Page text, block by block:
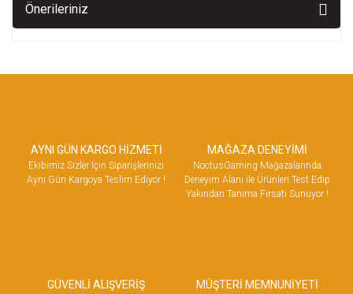
Önerileriniz
AYNI GÜN KARGO HİZMETİ
Ekibimiz Sizler İçin Siparişlerinizi
Aynı Gün Kargoya Teslim Ediyor !
MAĞAZA DENEYİMİ
NoctusGaming Mağazalarında
Deneyim Alanı ile Ürünleri Test Edip
Yakından Tanıma Fırsatı Sunuyor !
GÜVENLİ ALIŞVERİŞ MÜŞTERİ MEMNUNİYETİ